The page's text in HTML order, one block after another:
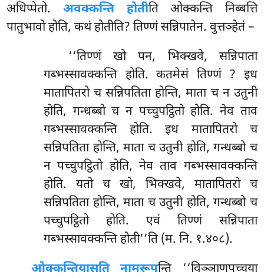
अधिप्पेतो. अवक्कन्ति होतीति ओक्कन्ति निब्बत्ति
पातुभावो होति, कथं होतीति? तिण्णं सन्निपातेन. वुत्तञ्हेतं –
‘‘तिण्णं खो पन, भिक्खवे, सन्निपाता
गब्भस्सावक्कन्ति होति. कतमेसं तिण्णं ? इध
मातापितरो च सन्निपतिता होन्ति, माता च न उतुनी
होति, गन्धब्बो च न पच्चुपट्ठितो होति. नेव ताव
गब्भस्सावक्कन्ति होति. इध मातापितरो च
सन्निपतिता होन्ति, माता च उतुनी होति, गन्धब्बो च
न पच्चुपट्ठितो होति, नेव ताव गब्भस्सावक्कन्ति
होति. यतो च खो, भिक्खवे, मातापितरो च
सन्निपतिता होन्ति, माता च उतुनी होति, गन्धब्बो च
पच्चुपट्ठितो होति. एवं तिण्णं सन्निपाता
गब्भस्सावक्कन्ति होती’’ति (म. नि. १.४०८).
ओक्कन्तियासति नामरूपन्ति ‘‘विञ्ञाणपच्चया